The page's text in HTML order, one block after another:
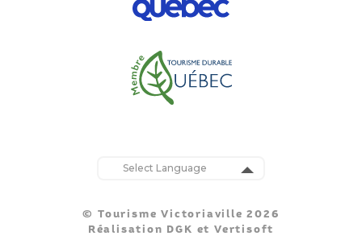
© Tourisme Victoriaville 2026
Réalisation DGK et Vertisoft